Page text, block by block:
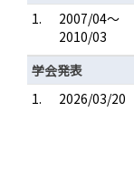
1.
2007/04～
2010/03
学会発表
1.
2026/03/20